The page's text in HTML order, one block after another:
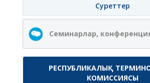
Суреттер
Семинарлар,
РЕСПУБЛИКАЛЫҚ
КОМИССИЯСЫ